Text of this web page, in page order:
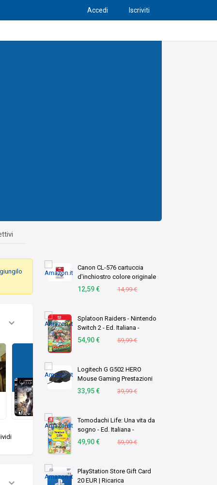
Accedi Iscriviti
Canon CL-576 cartuccia
d'inchiostro colore originale
1 pz C/M/Y (OEM Canon CL-
12,59 € 14,99 €
Splatoon Raiders - Nintendo
Switch 2 - Ed. Italiana -
Versione su scheda
54,90 € 59,99 €
Logitech G G502 HERO
Mouse Gaming Prestazioni
Elevate
33,95 € 39,99 €
Tomodachi Life: Una vita da
sogno - Ed. Italiana -
Versione su scheda
49,90 € 59,99 €
PlayStation Store Gift Card
20 EUR | Ricarica